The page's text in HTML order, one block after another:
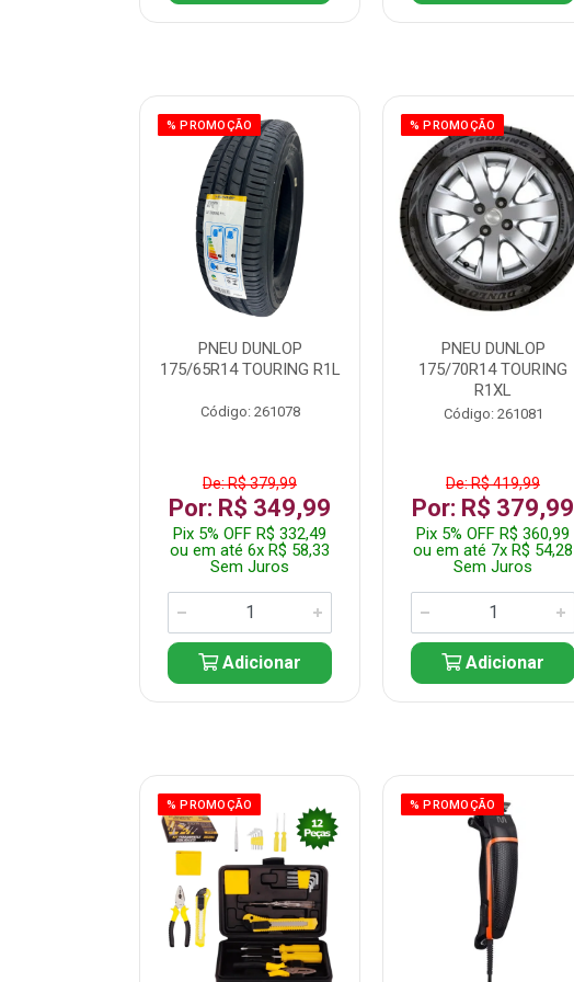
% PROMOÇÃO
PNEU DUNLOP
175/65R14 TOURING R1L
Código: 261078
De: R$ 379,99
Por: R$ 349,99
Pix 5% OFF R$ 332,49
ou em até 6x R$ 58,33
Sem Juros
Adicionar
% PROMOÇÃO
PNEU DUNLOP
175/70R14 TOURING
R1XL
Código: 261081
De: R$ 419,99
Por: R$ 379,99
Pix 5% OFF R$ 360,99
ou em até 7x R$ 54,28
Sem Juros
Adicionar
% PROMOÇÃO % PROMOÇÃO